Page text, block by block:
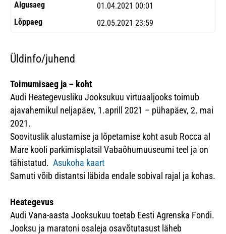
01.04.2021 00:01
02.05.2021 23:59
Üldinfo/juhend
Toimumisaeg ja – koht
Audi Heategevusliku Jooksukuu virtuaaljooks toimub
ajavahemikul neljapäev, 1.aprill 2021 – pühapäev, 2. mai
2021.
Soovituslik alustamise ja lõpetamise koht asub Rocca al
Mare kooli parkimisplatsil Vabaõhumuuseumi teel ja on
tähistatud. Asukoha kaart
Samuti võib distantsi läbida endale sobival rajal ja kohas.
Heategevus
Audi Vana-aasta Jooksukuu toetab Eesti Agrenska Fondi.
Jooksu ja maratoni osaleja osavõtutasust läheb